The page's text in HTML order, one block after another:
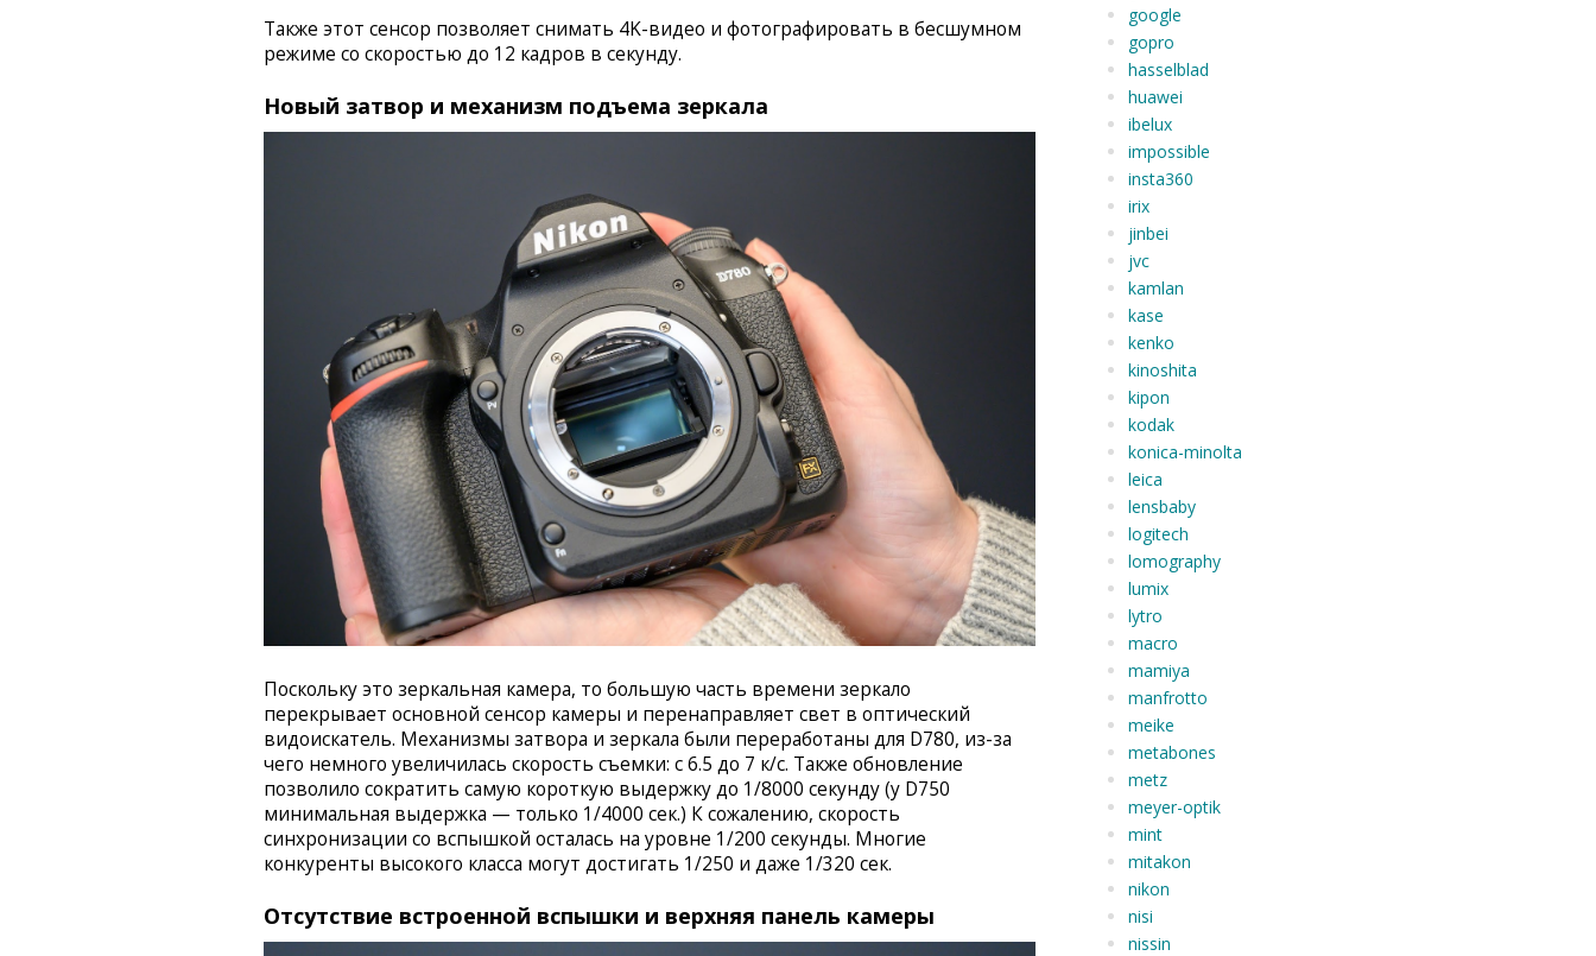
Также этот сенсор позволяет снимать 4K-видео и фотографировать в бесшумном
режиме со скоростью до 12 кадров в секунду.
Новый затвор и механизм подъема зеркала
Поскольку это зеркальная камера, то большую часть времени зеркало
перекрывает основной сенсор камеры и перенаправляет свет в оптический
видоискатель. Механизмы затвора и зеркала были переработаны для D780, из-за
чего немного увеличилась скорость съемки: с 6.5 до 7 к/с. Также обновление
позволило сократить самую короткую выдержку до 1/8000 секунду (у D750
минимальная выдержка — только 1/4000 сек.) К сожалению, скорость
синхронизации со вспышкой осталась на уровне 1/200 секунды. Многие
конкуренты высокого класса могут достигать 1/250 и даже 1/320 сек.
Отсутствие встроенной вспышки и верхняя панель камеры
google
gopro
hasselblad
huawei
ibelux
impossible
insta360
irix
jinbei
jvc
kamlan
kase
kenko
kinoshita
kipon
kodak
konica-minolta
leica
lensbaby
logitech
lomography
lumix
lytro
macro
mamiya
manfrotto
meike
metabones
metz
meyer-optik
mint
mitakon
nikon
nisi
nissin